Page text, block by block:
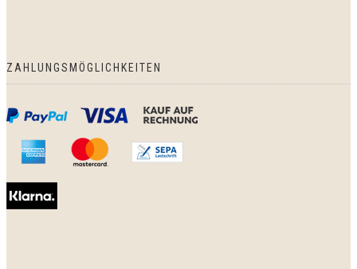
ZAHLUNGSMÖGLICHKEITEN